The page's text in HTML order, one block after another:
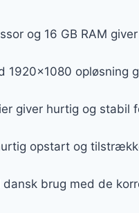
og 16 GB RAM
opløsning
giver hurtig og stabil
opstart og
brug med de